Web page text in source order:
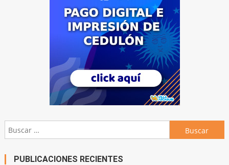
Buscar:
PUBLICACIONES RECIENTES